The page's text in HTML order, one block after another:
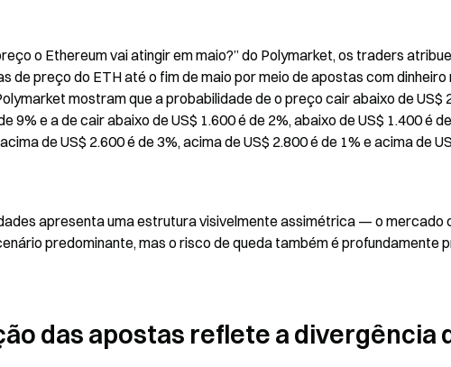
o Ethereum vai atingir em maio?” do Polymarket, os traders
de preço do ETH até o fim de maio por meio de apostas com dinheiro
mostram que a probabilidade de o preço cair abaixo de US$
9% e a de cair abaixo de US$ 1.600 é de 2%, abaixo de US$ 1.400 é
de US$ 2.600 é de 3%, acima de US$ 2.800 é de 1% e acima de
apresenta uma estrutura visivelmente assimétrica — o mercado
predominante, mas o risco de queda também é profundamente
das apostas reflete a divergência